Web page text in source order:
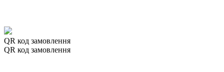
QR код замовлення
QR код замовлення